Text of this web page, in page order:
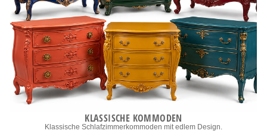
KLASSISCHE KOMMODEN
Klassische Schlafzimmerkommoden mit edlem Design.